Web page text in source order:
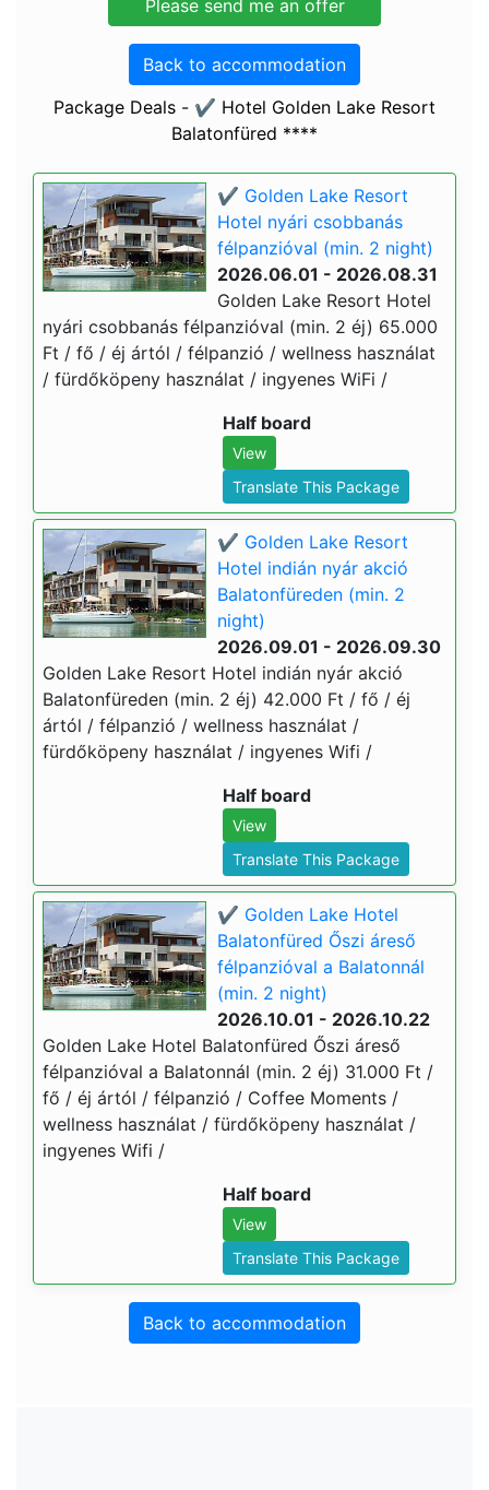
Back to accommodation
Package Deals - ✔️ Hotel Golden Lake Resort
Balatonfüred ****
✔️ Golden Lake Resort
Hotel nyári csobbanás
félpanzióval (min. 2 night)
2026.06.01 - 2026.08.31
Golden Lake Resort Hotel
nyári csobbanás félpanzióval (min. 2 éj) 65.000
Ft / fő / éj ártól / félpanzió / wellness használat
/ fürdőköpeny használat / ingyenes WiFi /
Half board
View
Translate This Package
✔️ Golden Lake Resort
Hotel indián nyár akció
Balatonfüreden (min. 2
night)
2026.09.01 - 2026.09.30
Golden Lake Resort Hotel indián nyár akció
Balatonfüreden (min. 2 éj) 42.000 Ft / fő / éj
ártól / félpanzió / wellness használat /
fürdőköpeny használat / ingyenes Wifi /
Half board
View
Translate This Package
✔️ Golden Lake Hotel
Balatonfüred Őszi áreső
félpanzióval a Balatonnál
(min. 2 night)
2026.10.01 - 2026.10.22
Golden Lake Hotel Balatonfüred Őszi áreső
félpanzióval a Balatonnál (min. 2 éj) 31.000 Ft /
fő / éj ártól / félpanzió / Coffee Moments /
wellness használat / fürdőköpeny használat /
ingyenes Wifi /
Half board
View
Translate This Package
Back to accommodation